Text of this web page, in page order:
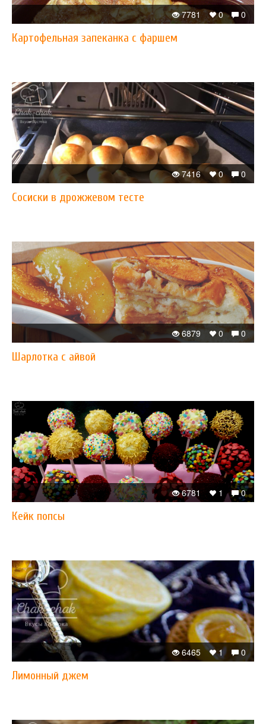
0
0
7781
Картофельная запеканка с фаршем
0
0
7416
Сосиски в дрожжевом тесте
0
0
6879
Шарлотка с айвой
0
1
6781
Кейк попсы
0
1
6465
Лимонный джем